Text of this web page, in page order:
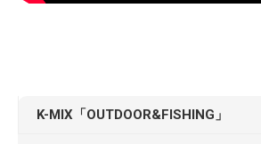
K-MIX「OUTDOOR&FISHING」